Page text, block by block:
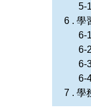
5-
6 . 學
6-
6-
6-
6-
7 . 學